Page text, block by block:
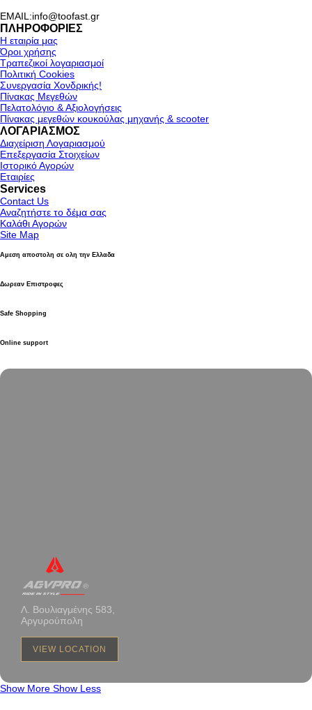
EMAIL:info@toofast.gr
ΠΛΗΡΟΦΟΡΙΕΣ
Η εταιρία μας
Όροι χρήσης
Τραπεζικοί λογαριασμοί
Πολιτική Cookies
Συνεργασία Χονδρικής!
Πίνακας Μεγεθών
Πελατολόγιο & Αξιολογήσεις
Πίνακας μεγεθών κουκούλας μηχανής & scooter
ΛΟΓΑΡΙΑΣΜΟΣ
Διαχείριση Λογαριασμού
Επεξεργασία Στοιχείων
Ιστορικό Αγορών
Εταιρίες
Services
Contact Us
Αναζητήστε το δέμα σας
Καλάθι Αγορών
Site Map
Αμεση αποστολη σε ολη την Ελλαδα
Δωρεαν Επιστροφες
Safe Shopping
Online support
Λ. Βουλιαγμένης 583,
Αργυρούπολη
VIEW LOCATION
Show More Show Less